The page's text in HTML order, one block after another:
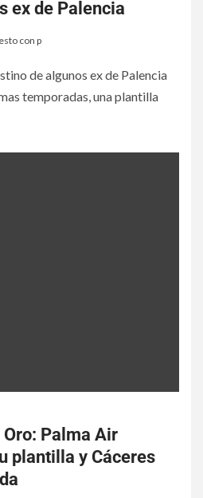
ex de Palencia
con p
de algunos ex de Palencia
temporadas, una plantilla
Palma Air
plantilla y Cáceres